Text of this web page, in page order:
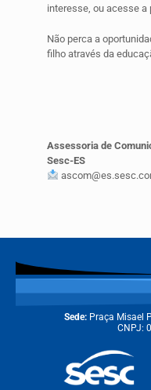
interesse, ou acesse a
Não perca a
filho através da
Assessoria de
Sesc-ES
Sede: Praça Misael
CNPJ: